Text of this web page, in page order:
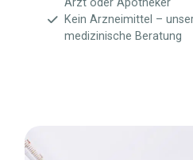
Kein Arzneimittel –
medizinische Beratung